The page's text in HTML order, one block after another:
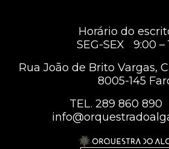
Horário do
SEG-SEX 9:00 –
Rua João de Brito Vargas,
8005-145
TEL. 289 860 890